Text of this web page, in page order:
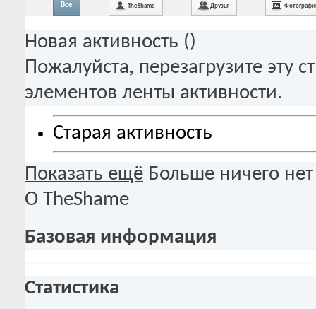
Все TheShame Друзья
Новая активность ()
Пожалуйста, перезагрузите эту
элементов ленты активности.
Старая активность
Показать ещё Больше ничего нет
О TheShame
Базовая информация
Статистика